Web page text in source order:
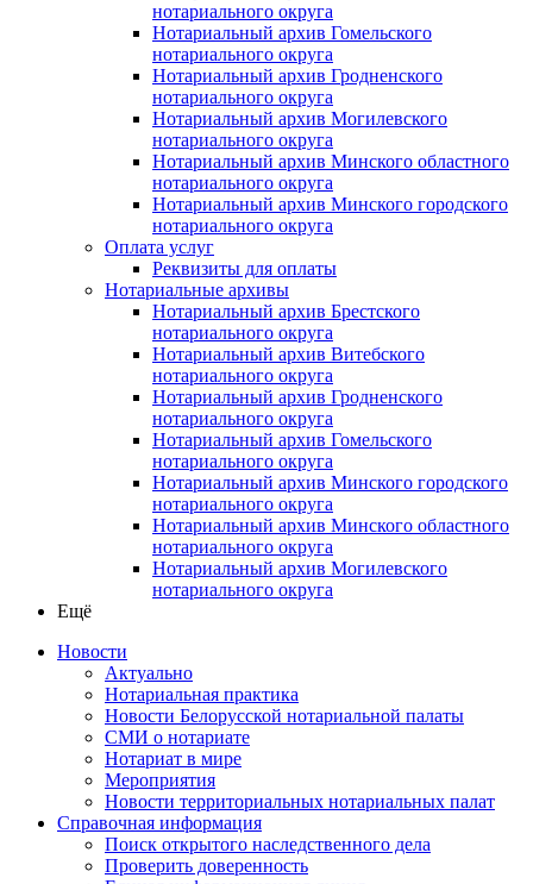
нотариального округа
Нотариальный архив Гомельского
нотариального округа
Нотариальный архив Гродненского
нотариального округа
Нотариальный архив Могилевского
нотариального округа
Нотариальный архив Минского областного
нотариального округа
Нотариальный архив Минского городского
нотариального округа
Оплата услуг
Реквизиты для оплаты
Нотариальные архивы
Нотариальный архив Брестского
нотариального округа
Нотариальный архив Витебского
нотариального округа
Нотариальный архив Гродненского
нотариального округа
Нотариальный архив Гомельского
нотариального округа
Нотариальный архив Минского городского
нотариального округа
Нотариальный архив Минского областного
нотариального округа
Нотариальный архив Могилевского
нотариального округа
Ещё
Новости
Актуально
Нотариальная практика
Новости Белорусской нотариальной палаты
СМИ о нотариате
Нотариат в мире
Мероприятия
Новости территориальных нотариальных палат
Справочная информация
Поиск открытого наследственного дела
Проверить доверенность